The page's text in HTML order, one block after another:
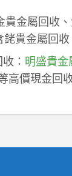
金屬回收
貴金屬回收
： 明盛貴金
高價現金回